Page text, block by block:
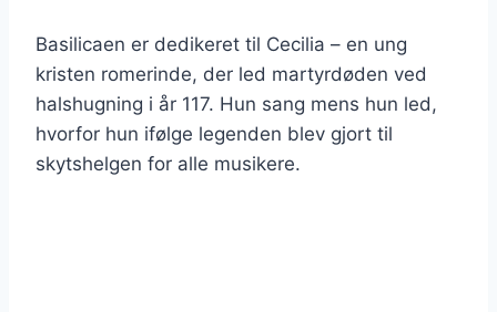
Basilicaen er dedikeret til Cecilia – en ung
kristen romerinde, der led martyrdøden ved
halshugning i år 117. Hun sang mens hun led,
hvorfor hun ifølge legenden blev gjort til
skytshelgen for alle musikere.